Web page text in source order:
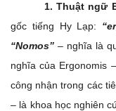
1. Thuật ngữ
gốc tiếng Hy Lạp:
“Nomos” – nghĩa là
nghĩa của Ergonomis
công nhận trong các
– là khoa học nghiên